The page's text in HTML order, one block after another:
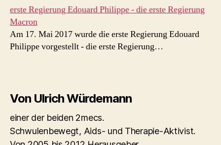
erste Regierung Edouard Philippe - die erste Regierung
Macron
Am 17. Mai 2017 wurde die erste Regierung Edouard
Philippe vorgestellt - die erste Regierung…
Von Ulrich Würdemann
einer der beiden 2mecs.
Schwulenbewegt, Aids- und Therapie-Aktivist.